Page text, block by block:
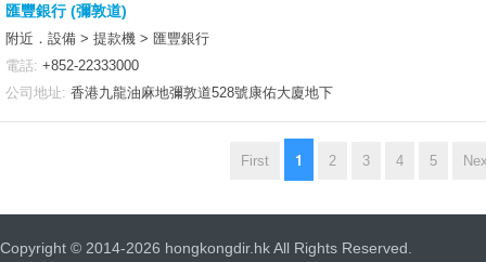
匯豐銀行 (彌敦道)
附近．設備 > 提款機 > 匯豐銀行
電話: +852-22333000
公司地址: 香港九龍油麻地彌敦道528號康佑大廈地下
First 1 2 3 4 5
Copyright © 2014-2026 hongkongdir.hk All Rights Reserved.